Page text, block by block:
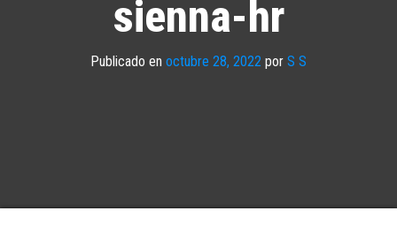
sienna-hr
Publicado en octubre 28, 2022 por S S